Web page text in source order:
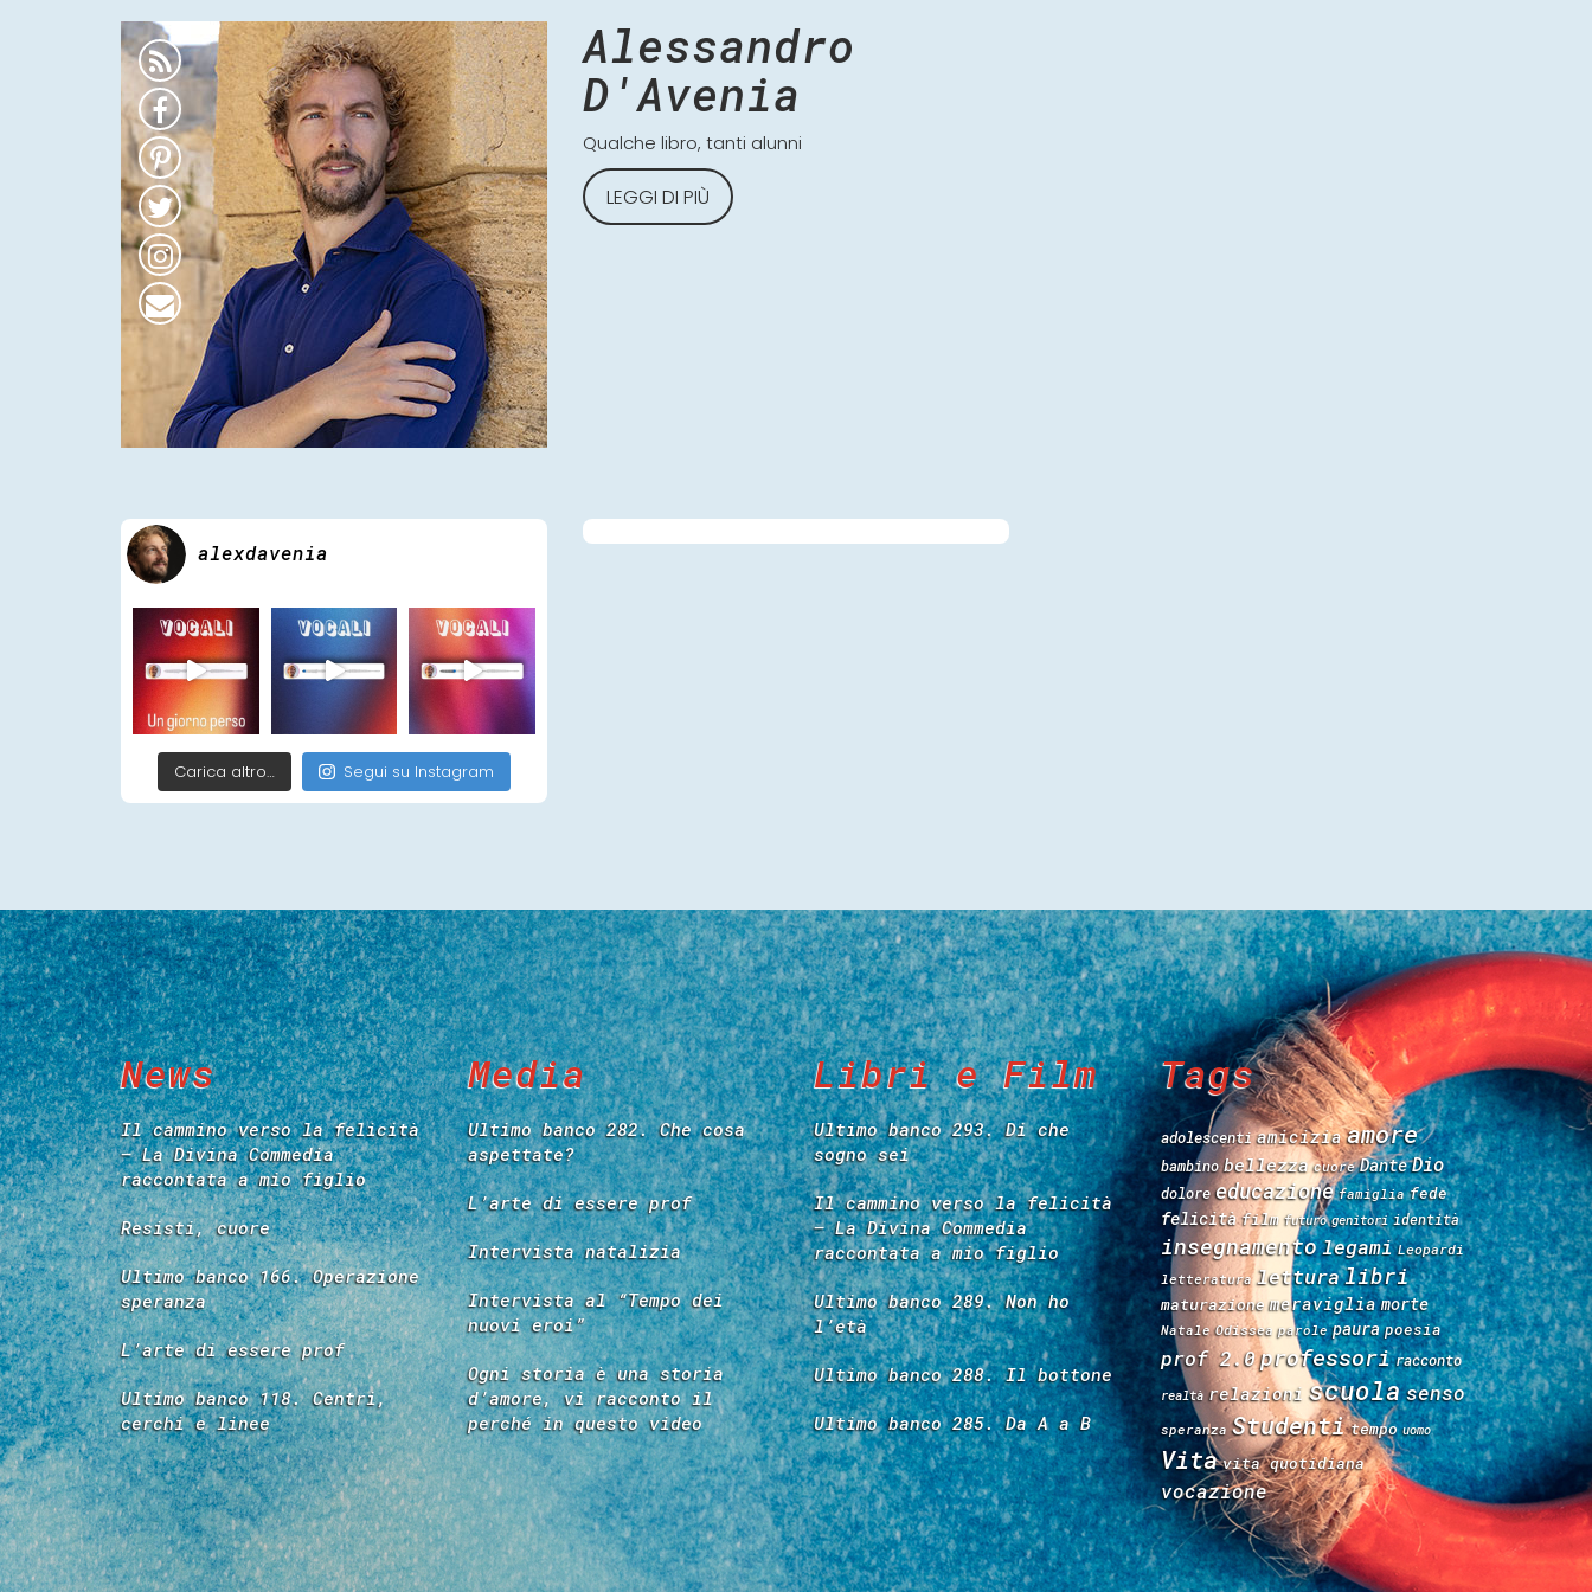
Alessandro
D'Avenia
Qualche libro, tanti alunni
LEGGI DI PIÙ
alexdavenia
Carica altro… Segui su Instagram
News
Il cammino verso la felicità
– La Divina Commedia
raccontata a mio figlio
Resisti, cuore
Ultimo banco 166. Operazione
speranza
L’arte di essere prof
Ultimo banco 118. Centri,
cerchi e linee
Media
Ultimo banco 282. Che cosa
aspettate?
L’arte di essere prof
Intervista natalizia
Intervista al “Tempo dei
nuovi eroi”
Ogni storia è una storia
d’amore, vi racconto il
perché in questo video
Libri e Film
Ultimo banco 293. Di che
sogno sei
Il cammino verso la felicità
– La Divina Commedia
raccontata a mio figlio
Ultimo banco 289. Non ho
l’età
Ultimo banco 288. Il bottone
Ultimo banco 285. Da A a B
Tags
adolescenti amicizia amore
bambino bellezza cuore Dante Dio
dolore educazione famiglia fede
felicità film futuro genitori identità
insegnamentolegami Leopardi
letteratura letturalibri
maturazione meraviglia morte
Natale Odissea parole paura poesia
prof 2.0professori racconto
realtà relazioni scuola senso
speranza Studenti tempo uomo
Vita vita quotidiana
vocazione